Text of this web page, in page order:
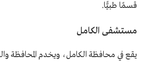
قسمًا طبيًّا.
مستشفى الكامل
يقع في محافظة الكامل، ويخدم المحافظة